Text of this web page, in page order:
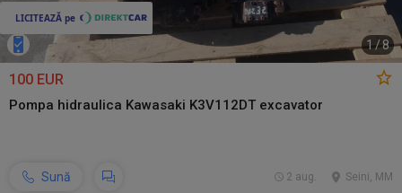
1 /8
100 EUR
Pompa hidraulica Kawasaki K3V112DT excavator
Sună Seini, MM
2 aug.